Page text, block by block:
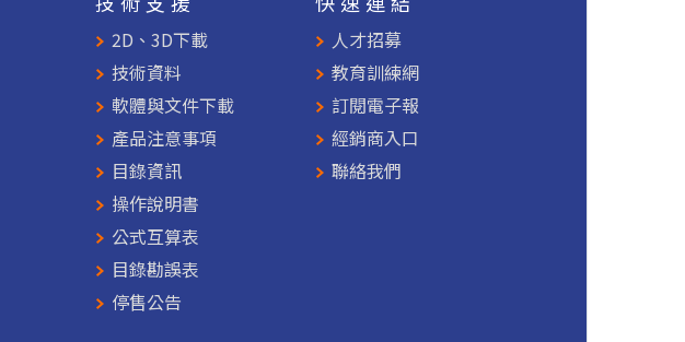
2D、3D下載
技術資料
軟體與文件下載
產品注意事項
目錄資訊
操作說明書
公式互算表
目錄勘誤表
停售公告
人才招募
教育訓練網
訂閱電子報
經銷商入口
聯絡我們